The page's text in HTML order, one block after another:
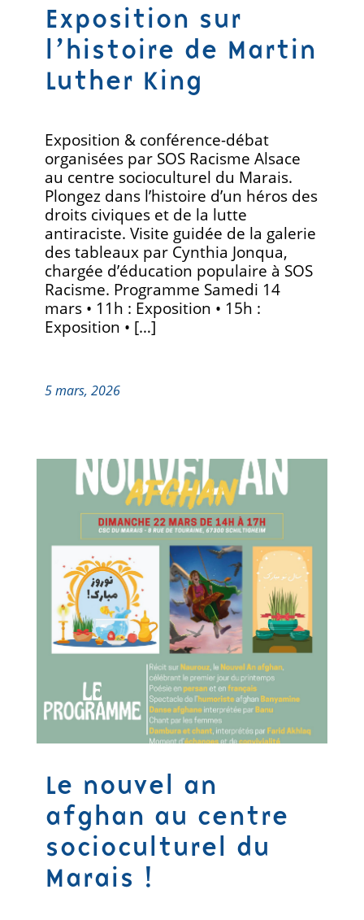
Exposition sur
l’histoire de Martin
Luther King
Exposition & conférence-débat
organisées par SOS Racisme Alsace
au centre socioculturel du Marais.
Plongez dans l’histoire d’un héros des
droits civiques et de la lutte
antiraciste. Visite guidée de la galerie
des tableaux par Cynthia Jonqua,
chargée d’éducation populaire à SOS
Racisme. Programme Samedi 14
mars • 11h : Exposition • 15h :
Exposition • […]
5 mars, 2026
Le nouvel an
afghan au centre
socioculturel du
Marais !